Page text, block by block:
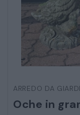
ARREDO DA
Oche in